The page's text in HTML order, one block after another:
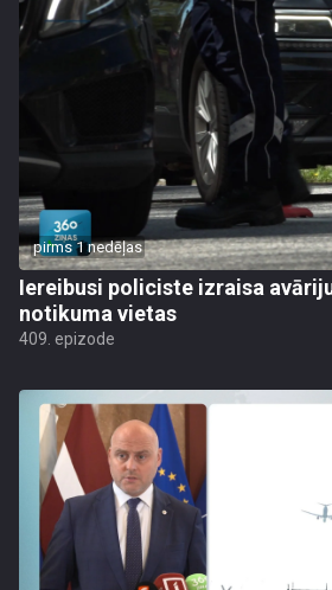
pirms 1 nedēļas
Iereibusi policiste izraisa
notikuma vietas
409. epizode